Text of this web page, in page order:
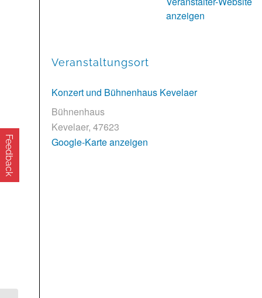
Feedback
anzeigen
Veranstaltungsort
Konzert und Bühnenhaus Kevelaer
Bühnenhaus
Kevelaer, 47623
Google-Karte anzeigen